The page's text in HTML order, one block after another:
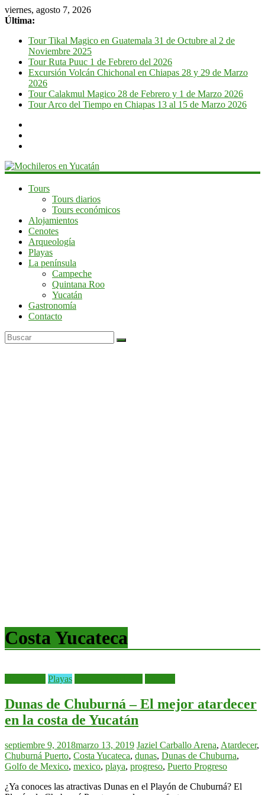
viernes, agosto 7, 2026
Última:
Tour Tikal Magico en Guatemala 31 de Octubre al 2 de
Noviembre 2025
Tour Ruta Puuc 1 de Febrero del 2026
Excursión Volcán Chichonal en Chiapas 28 y 29 de Marzo
2026
Tour Calakmul Magico 28 de Febrero y 1 de Marzo 2026
Tour Arco del Tiempo en Chiapas 13 al 15 de Marzo 2026
Mochileros
Yucatán
Yucatán
Tours
Tours diarios
Tours económicos
Alojamientos
Cenotes
Arqueología
Playas
La península
Campeche
Quintana Roo
Yucatán
Gastronomía
Contacto
Costa Yucateca
Playas
Dunas de Chuburná – El mejor atardecer
en la costa de Yucatán
septiembre 9, 2018marzo 13, 2019 Jaziel Carballo Arena, Atardecer,
Chuburná Puerto, Costa Yucateca, dunas, Dunas de Chuburna,
Golfo de Mexico, mexico, playa, progreso, Puerto Progreso
¿Ya conoces las atractivas Dunas en el Playón de Chuburná? El